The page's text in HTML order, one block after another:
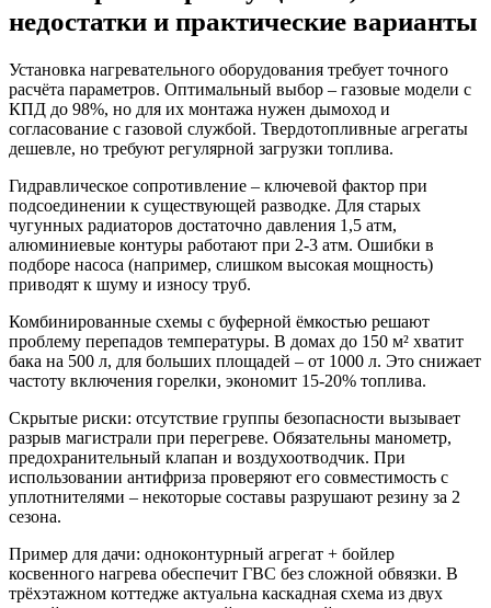
недостатки и практические варианты
Установка нагревательного оборудования требует точного
расчёта параметров. Оптимальный выбор – газовые модели с
КПД до 98%, но для их монтажа нужен дымоход и
согласование с газовой службой. Твердотопливные агрегаты
дешевле, но требуют регулярной загрузки топлива.
Гидравлическое сопротивление – ключевой фактор при
подсоединении к существующей разводке. Для старых
чугунных радиаторов достаточно давления 1,5 атм,
алюминиевые контуры работают при 2-3 атм. Ошибки в
подборе насоса (например, слишком высокая мощность)
приводят к шуму и износу труб.
Комбинированные схемы с буферной ёмкостью решают
проблему перепадов температуры. В домах до 150 м² хватит
бака на 500 л, для больших площадей – от 1000 л. Это снижает
частоту включения горелки, экономит 15-20% топлива.
Скрытые риски: отсутствие группы безопасности вызывает
разрыв магистрали при перегреве. Обязательны манометр,
предохранительный клапан и воздухоотводчик. При
использовании антифриза проверяют его совместимость с
уплотнителями – некоторые составы разрушают резину за 2
сезона.
Пример для дачи: одноконтурный агрегат + бойлер
косвенного нагрева обеспечит ГВС без сложной обвязки. В
трёхэтажном коттедже актуальна каскадная схема из двух